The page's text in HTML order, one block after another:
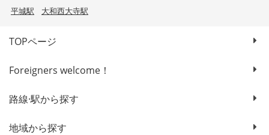
平城駅
大和西大寺駅
TOPページ
Foreigners welcome！
路線·駅から探す
地域から探す